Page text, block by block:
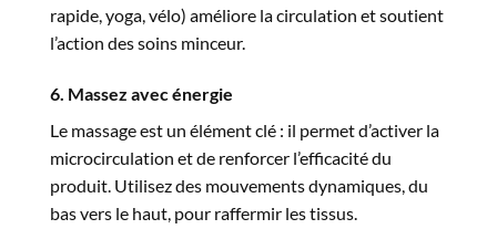
rapide, yoga, vélo) améliore la circulation et soutient
l’action des soins minceur.
6. Massez avec énergie
Le massage est un élément clé : il permet d’activer la
microcirculation et de renforcer l’efficacité du
produit. Utilisez des mouvements dynamiques, du
bas vers le haut, pour raffermir les tissus.